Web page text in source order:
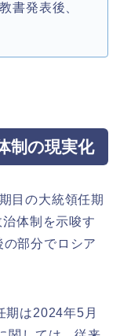
書発表後、
制の現実化
目の大統領任期
体制を示唆す
部分でロシア
期は2024年5月